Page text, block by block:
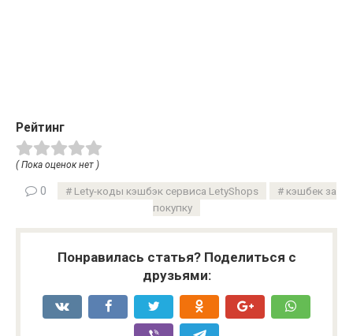
Рейтинг
( Пока оценок нет )
0 Lety-коды кэшбэк сервиса LetyShops
кэшбек за
покупку
Понравилась статья? Поделиться с
друзьями: